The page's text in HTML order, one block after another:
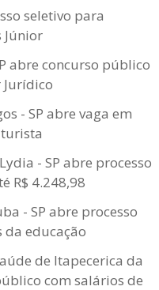
seletivo para
Júnior
abre concurso público
Jurídico
- SP abre vaga em
- SP abre processo
R$ 4.248,98
- SP abre processo
educação
de Itapecerica da
com salários de